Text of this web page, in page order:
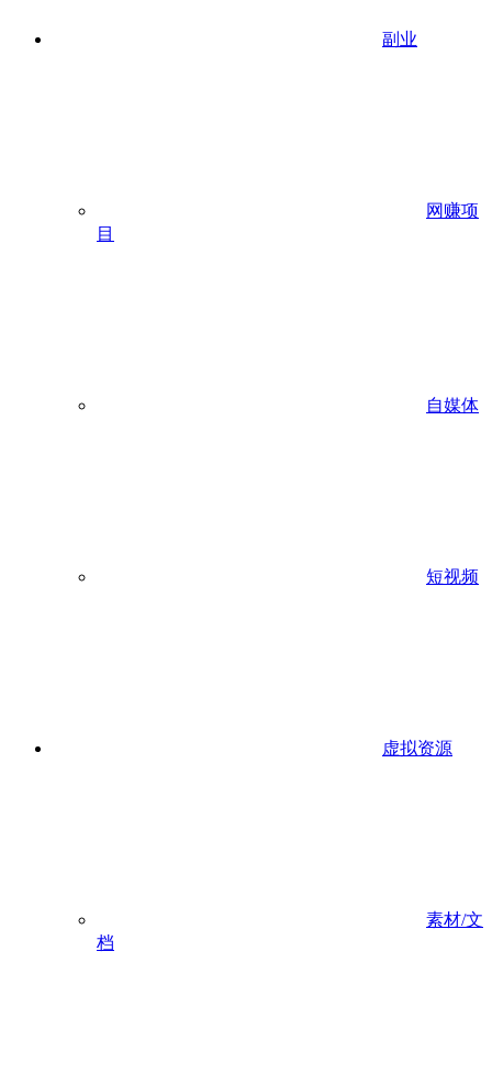
副业
网赚项
目
自媒体
短视频
虚拟资源
素材/文
档